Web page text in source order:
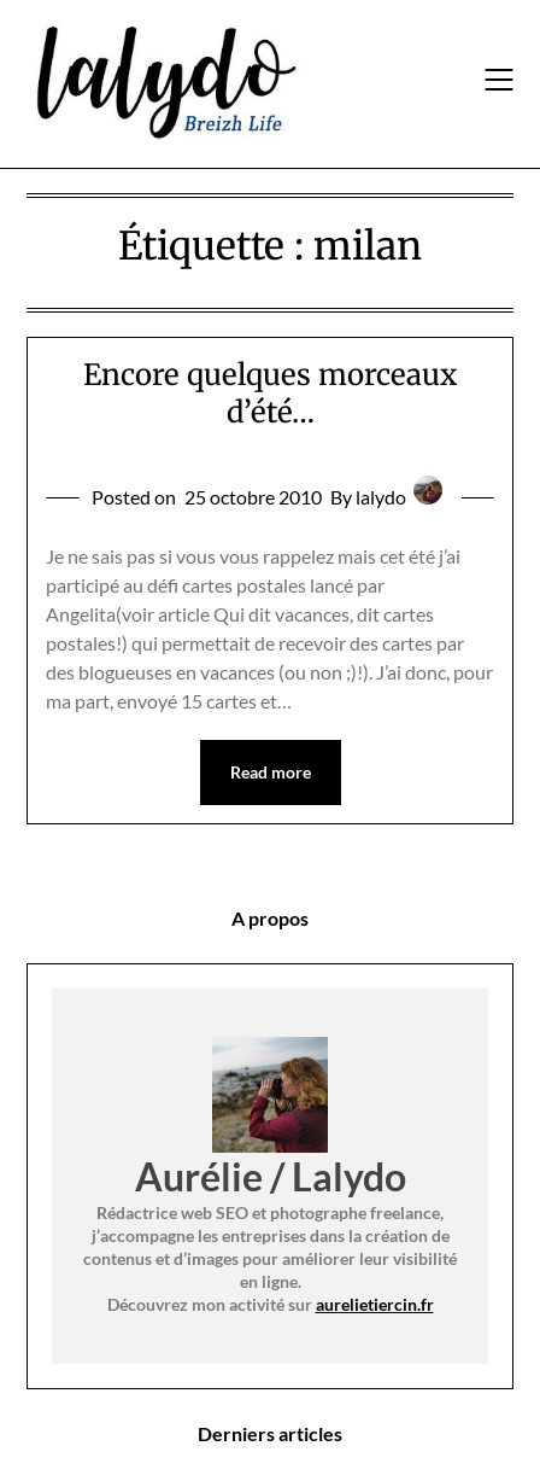
content
Étiquette : milan
Encore quelques morceaux
d’été…
Posted on 25 octobre 2010 By lalydo
Je ne sais pas si vous vous rappelez mais cet été j’ai
participé au défi cartes postales lancé par
Angelita(voir article Qui dit vacances, dit cartes
postales!) qui permettait de recevoir des cartes par
des blogueuses en vacances (ou non ;)!). J’ai donc, pour
ma part, envoyé 15 cartes et…
Read more
A propos
Aurélie / Lalydo
Rédactrice web SEO et photographe freelance,
j’accompagne les entreprises dans la création de
contenus et d’images pour améliorer leur visibilité
en ligne.
Découvrez mon activité suraurelietiercin.fr
Derniers articles